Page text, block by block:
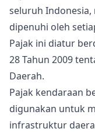
seluruh
dipenuhi oleh
Pajak ini diatur
28 Tahun 2009
Daerah.
Pajak kendaraan
digunakan untuk
infrastruktur